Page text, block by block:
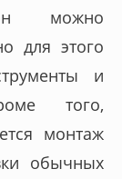
можно
для этого
и
того,
монтаж
обычных